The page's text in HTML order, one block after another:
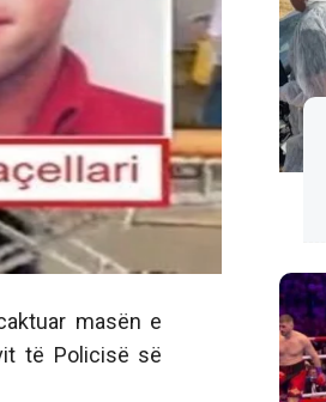
masën e
të Policisë së